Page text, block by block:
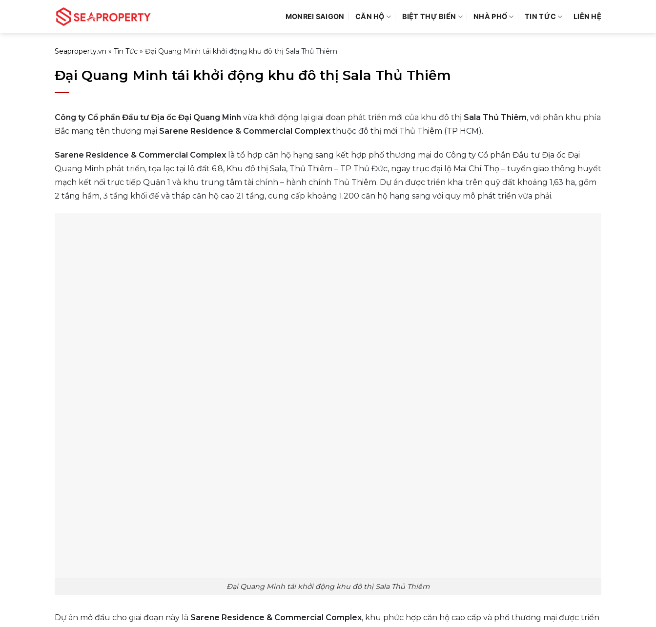
MONREI SAIGON CĂN HỘ BIỆT THỰ BIỂN NHÀ PHỐ TIN TỨC LIÊN HỆ
Seaproperty.vn » Tin Tức » Đại Quang Minh tái khởi động khu đô thị Sala Thủ Thiêm
Đại Quang Minh tái khởi động khu đô thị Sala Thủ Thiêm
Công ty Cổ phần Đầu tư Địa ốc Đại Quang Minh vừa khởi động lại giai đoạn phát triển mới của khu đô thị Sala Thủ Thiêm, với phân khu phía
Bắc mang tên thương mại Sarene Residence & Commercial Complex thuộc đô thị mới Thủ Thiêm (TP HCM).
Sarene Residence & Commercial Complex là tổ hợp căn hộ hạng sang kết hợp phố thương mại do Công ty Cổ phần Đầu tư Địa ốc Đại
Quang Minh phát triển, tọa lạc tại lô đất 6.8, Khu đô thị Sala, Thủ Thiêm – TP Thủ Đức, ngay trục đại lộ Mai Chí Thọ – tuyến giao thông huyết
mạch kết nối trực tiếp Quận 1 và khu trung tâm tài chính – hành chính Thủ Thiêm. Dự án được triển khai trên quỹ đất khoảng 1,63 ha, gồm
2 tầng hầm, 3 tầng khối đế và tháp căn hộ cao 21 tầng, cung cấp khoảng 1.200 căn hộ hạng sang với quy mô phát triển vừa phải.
Đại Quang Minh tái khởi động khu đô thị Sala Thủ Thiêm
Dự án mở đầu cho giai đoạn này là Sarene Residence & Commercial Complex, khu phức hợp căn hộ cao cấp và phố thương mại được triển